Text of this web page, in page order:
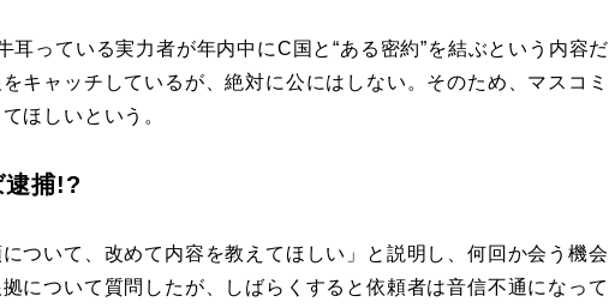
っている実力者が年内中にC国と“ある密約”を結ぶという内容だ
キャッチしているが、絶対に公にはしない。そのため、マスコミ
ほしいという。
逮捕!?
ついて、改めて内容を教えてほしい」と説明し、何回か会う機会
について質問したが、しばらくすると依頼者は音信不通になって